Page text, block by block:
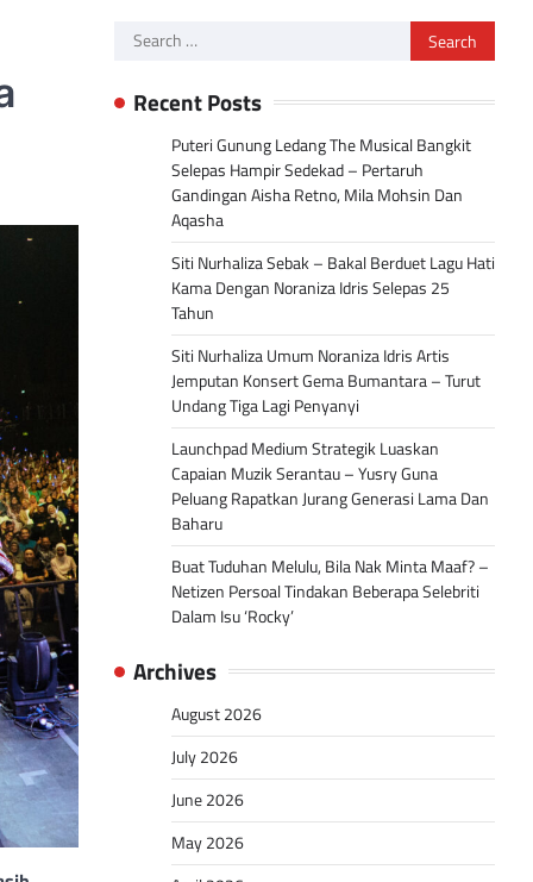
Search
Recent Posts
Puteri Gunung Ledang The Musical Bangkit
Selepas Hampir Sedekad – Pertaruh
Gandingan Aisha Retno, Mila Mohsin Dan
Aqasha
Siti Nurhaliza Sebak – Bakal Berduet Lagu Hati
Kama Dengan Noraniza Idris Selepas 25
Tahun
Siti Nurhaliza Umum Noraniza Idris Artis
Jemputan Konsert Gema Bumantara – Turut
Undang Tiga Lagi Penyanyi
Launchpad Medium Strategik Luaskan
Capaian Muzik Serantau – Yusry Guna
Peluang Rapatkan Jurang Generasi Lama Dan
Baharu
Buat Tuduhan Melulu, Bila Nak Minta Maaf? –
Netizen Persoal Tindakan Beberapa Selebriti
Dalam Isu ‘Rocky’
Archives
August 2026
July 2026
June 2026
May 2026